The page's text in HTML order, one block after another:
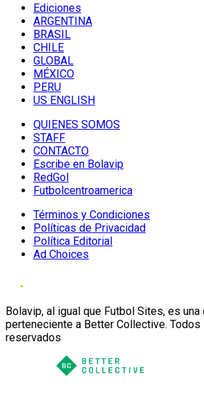
Ediciones
ARGENTINA
BRASIL
CHILE
GLOBAL
MÉXICO
PERU
US ENGLISH
QUIENES SOMOS
STAFF
CONTACTO
Escribe en Bolavip
RedGol
Futbolcentroamerica
Términos y Condiciones
Políticas de Privacidad
Política Editorial
Ad Choices
Bolavip, al igual que Futbol Sites, es una
perteneciente a Better Collective.
reservados